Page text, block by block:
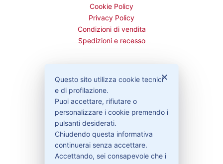
Cookie Policy
Privacy Policy
Condizioni di vendita
Spedizioni e recesso
Bisogno di aiuto?
Contattaci
Garanzie
✕
Questo sito utilizza cookie tecnici
e di profilazione.
Puoi accettare, rifiutare o
personalizzare i cookie premendo i
pulsanti desiderati.
Chiudendo questa informativa
continuerai senza accettare.
Accettando, sei consapevole che i